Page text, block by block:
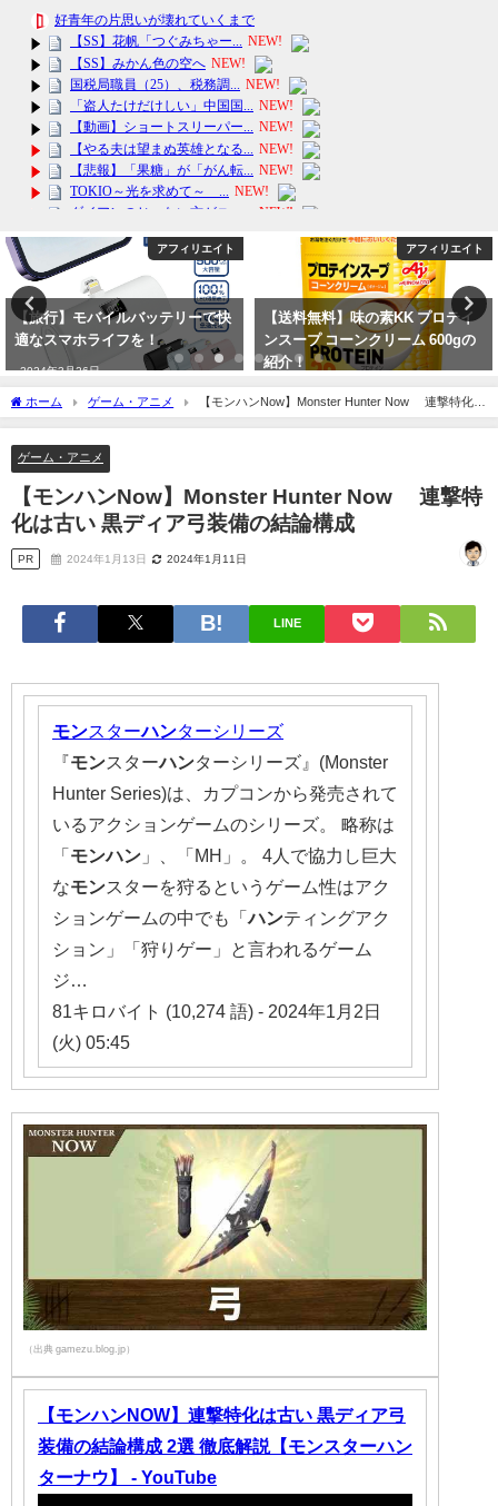
アフィリエイト
【旅行】モバイルバッテリーで快
適なスマホライフを！
2024年3月26日
アフィリエイト
【送料無料】味の素KK プロテイ
ンスープ コーンクリーム 600gの
紹介！
ホーム ゲーム・アニメ
【モンハンNow】Monster Hunter Now 連撃特化は
古い 黒ディア弓装備の結論構成
ゲーム・アニメ
【モンハンNow】Monster Hunter Now 連撃特
化は古い 黒ディア弓装備の結論構成
PR 2024年1月13日 2024年1月11日
LINE
モンスターハンターシリーズ
『モンスターハンターシリーズ』(Monster
Hunter Series)は、カプコンから発売されて
いるアクションゲームのシリーズ。 略称は
「 モンハン 」、「MH」。 4人で協力し巨大
なモンスターを狩るというゲーム性はアク
ションゲームの中でも「 ハンティングアク
ション」「狩りゲー」と言われるゲーム
ジ…
81キロバイト (10,274 語) - 2024年1月2日
(火) 05:45
（出典 gamezu.blog.jp）
【モンハンNOW】連撃特化は古い 黒ディア弓
装備の結論構成 2選 徹底解説【モンスターハン
ターナウ】 - YouTube